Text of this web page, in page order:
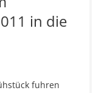
in die
fuhren